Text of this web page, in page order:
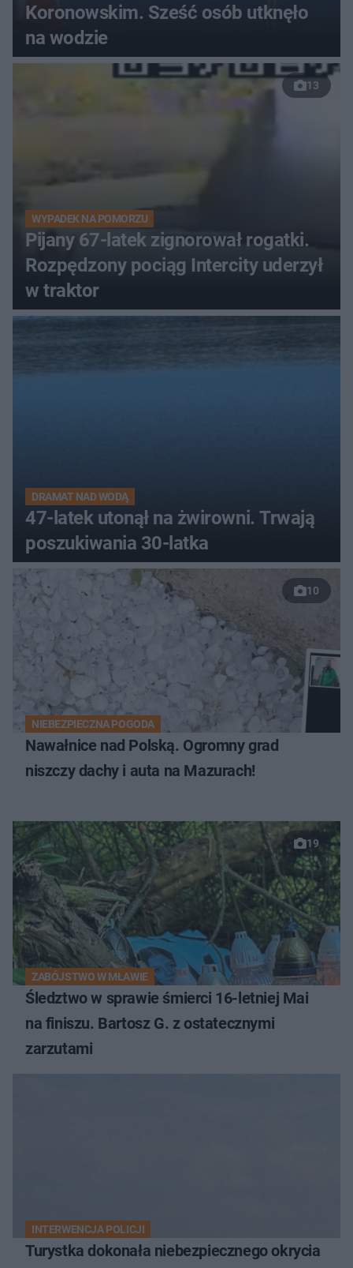
Koronowskim. Sześć osób utknęło
na wodzie
13
WYPADEK NA POMORZU
Pijany 67-latek zignorował rogatki.
Rozpędzony pociąg Intercity uderzył
w traktor
DRAMAT NAD WODĄ
47-latek utonął na żwirowni. Trwają
poszukiwania 30-latka
10
NIEBEZPIECZNA POGODA
Nawałnice nad Polską. Ogromny grad
niszczy dachy i auta na Mazurach!
19
ZABÓJSTWO W MŁAWIE
Śledztwo w sprawie śmierci 16-letniej Mai
na finiszu. Bartosz G. z ostatecznymi
zarzutami
INTERWENCJA POLICJI
Turystka dokonała niebezpiecznego okrycia